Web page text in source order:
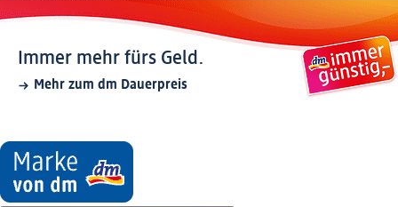
Immer mehr fürs Geld.
Mehr zum dm Dauerpreis